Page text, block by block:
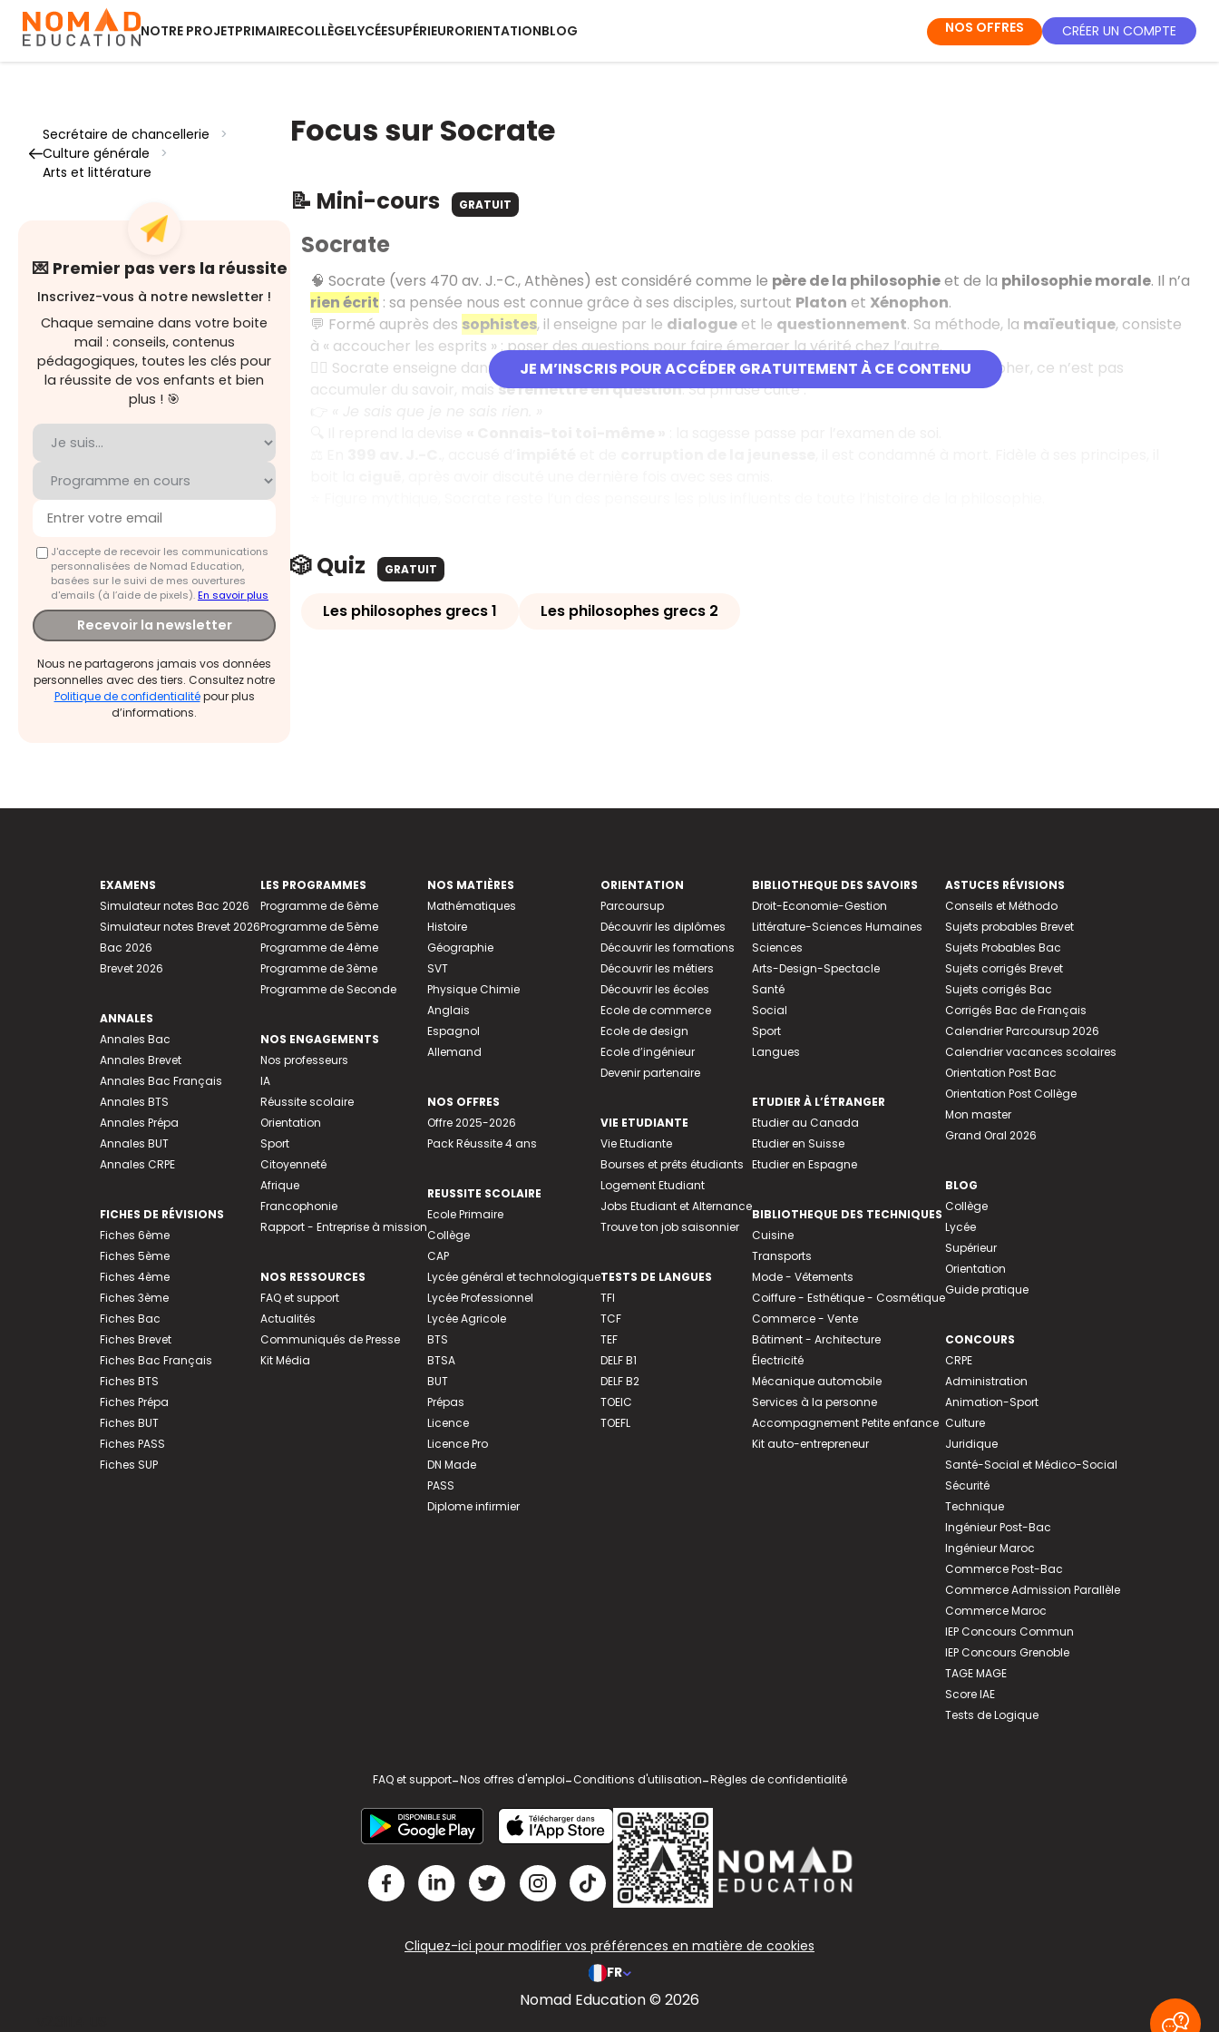
NOTRE PROJETPRIMAIRECOLLÈGELYCÉESUPÉRIEURORIENTATIONBLOG NOS OFFRES CRÉER UN COMPTE
Secrétaire de chancellerie
>
Culture générale
>
Arts et littérature
💌 Premier pas vers la réussite
Inscrivez-vous à notre newsletter !
Chaque semaine dans votre boite
mail : conseils, contenus
pédagogiques, toutes les clés pour
la réussite de vos enfants et bien
plus ! 🎯
J'accepte de recevoir les communications
personnalisées de Nomad Education,
basées sur le suivi de mes ouvertures
d'emails (à l’aide de pixels).En savoir plus
Recevoir la newsletter
Nous ne partagerons jamais vos données
personnelles avec des tiers. Consultez notre
Politique de confidentialitépour plus
d’informations.
Focus sur Socrate
📝 Mini-cours GRATUIT
JE M’INSCRIS POUR ACCÉDER GRATUITEMENT À CE CONTENU
Socrate
🧠 Socrate (vers 470 av. J.-C., Athènes) est considéré comme le père de la philosophieet de la philosophie morale. Il n’a
rien écrit : sa pensée nous est connue grâce à ses disciples, surtout Platon et Xénophon.
💬 Formé auprès des sophistes, il enseigne par le dialogueet le questionnement. Sa méthode, la maïeutique, consiste
à « accoucher les esprits » : poser des questions pour faire émerger la vérité chez l’autre.
🚶‍♂️ Socrate enseigne dans la rue, gratuitement, parlant à tous, souvent pieds nus. Pour lui, philosopher, ce n’est pas
accumuler du savoir, maisse remettre en question. Sa phrase culte :
🎲 Quiz GRATUIT
Les philosophes grecs 1 Les philosophes grecs 2
EXAMENS
Simulateur notes Bac 2026
Simulateur notes Brevet 2026
Bac 2026
Brevet 2026
ANNALES
Annales Bac
Annales Brevet
Annales Bac Français
Annales BTS
Annales Prépa
Annales BUT
Annales CRPE
FICHES DE RÉVISIONS
Fiches 6ème
Fiches 5ème
Fiches 4ème
Fiches 3ème
Fiches Bac
Fiches Brevet
Fiches Bac Français
Fiches BTS
Fiches Prépa
Fiches BUT
Fiches PASS
Fiches SUP
LES PROGRAMMES
Programme de 6ème
Programme de 5ème
Programme de 4ème
Programme de 3ème
Programme de Seconde
NOS ENGAGEMENTS
Nos professeurs
IA
Réussite scolaire
Orientation
Sport
Citoyenneté
Afrique
Francophonie
Rapport - Entreprise à mission
NOS RESSOURCES
FAQ et support
Actualités
Communiqués de Presse
Kit Média
NOS MATIÈRES
Mathématiques
Histoire
Géographie
SVT
Physique Chimie
Anglais
Espagnol
Allemand
NOS OFFRES
Offre 2025-2026
Pack Réussite 4 ans
REUSSITE SCOLAIRE
Ecole Primaire
Collège
CAP
Lycée général et technologique
Lycée Professionnel
Lycée Agricole
BTS
BTSA
BUT
Prépas
Licence
Licence Pro
DN Made
PASS
Diplome infirmier
ORIENTATION
Parcoursup
Découvrir les diplômes
Découvrir les formations
Découvrir les métiers
Découvrir les écoles
Ecole de commerce
Ecole de design
Ecole d’ingénieur
Devenir partenaire
VIE ETUDIANTE
Vie Etudiante
Bourses et prêts étudiants
Logement Etudiant
Jobs Etudiant et Alternance
Trouve ton job saisonnier
TESTS DE LANGUES
TFI
TCF
TEF
DELF B1
DELF B2
TOEIC
TOEFL
BIBLIOTHEQUE DES SAVOIRS
Droit-Economie-Gestion
Littérature-Sciences Humaines
Sciences
Arts-Design-Spectacle
Santé
Social
Sport
Langues
ETUDIER À L’ÉTRANGER
Etudier au Canada
Etudier en Suisse
Etudier en Espagne
BIBLIOTHEQUE DES TECHNIQUES
Cuisine
Transports
Mode - Vêtements
Coiffure - Esthétique - Cosmétique
Commerce - Vente
Bâtiment - Architecture
Électricité
Mécanique automobile
Services à la personne
Accompagnement Petite enfance
Kit auto-entrepreneur
ASTUCES RÉVISIONS
Conseils et Méthodo
Sujets probables Brevet
Sujets Probables Bac
Sujets corrigés Brevet
Sujets corrigés Bac
Corrigés Bac de Français
Calendrier Parcoursup 2026
Calendrier vacances scolaires
Orientation Post Bac
Orientation Post Collège
Mon master
Grand Oral 2026
BLOG
Collège
Lycée
Supérieur
Orientation
Guide pratique
CONCOURS
CRPE
Administration
Animation-Sport
Culture
Juridique
Santé-Social et Médico-Social
Sécurité
Technique
Ingénieur Post-Bac
Ingénieur Maroc
Commerce Post-Bac
Commerce Admission Parallèle
Commerce Maroc
IEP Concours Commun
IEP Concours Grenoble
TAGE MAGE
Score IAE
Tests de Logique
FAQ et support-Nos offres d'emploi-Conditions d'utilisation-Règles de confidentialité
Cliquez-ici pour modifier vos préférences en matière de cookies
FR
Nomad Education © 2026